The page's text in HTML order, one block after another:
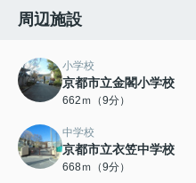
周辺施設
小学校
京都市立金閣小学校
662ｍ（9分）
中学校
京都市立衣笠中学校
668ｍ（9分）